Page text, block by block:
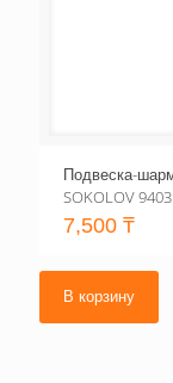
Подвеска-
SOKOLOV
7,500 ₸
В корзину